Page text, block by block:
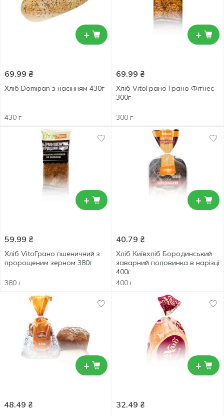
+
69.99 ₴
Хліб Domipan з насінням 430г
430 г
+
69.99 ₴
Хліб VitoГрано Грано Фітнес
300г
300 г
+
59.99 ₴
Хліб VitoГрано пшеничний з
пророщеним зерном 380г
380 г
+
40.79 ₴
Хліб Київхліб Бородинський
заварний половинка в нарізці
400г
400 г
+
48.49 ₴
+
32.49 ₴